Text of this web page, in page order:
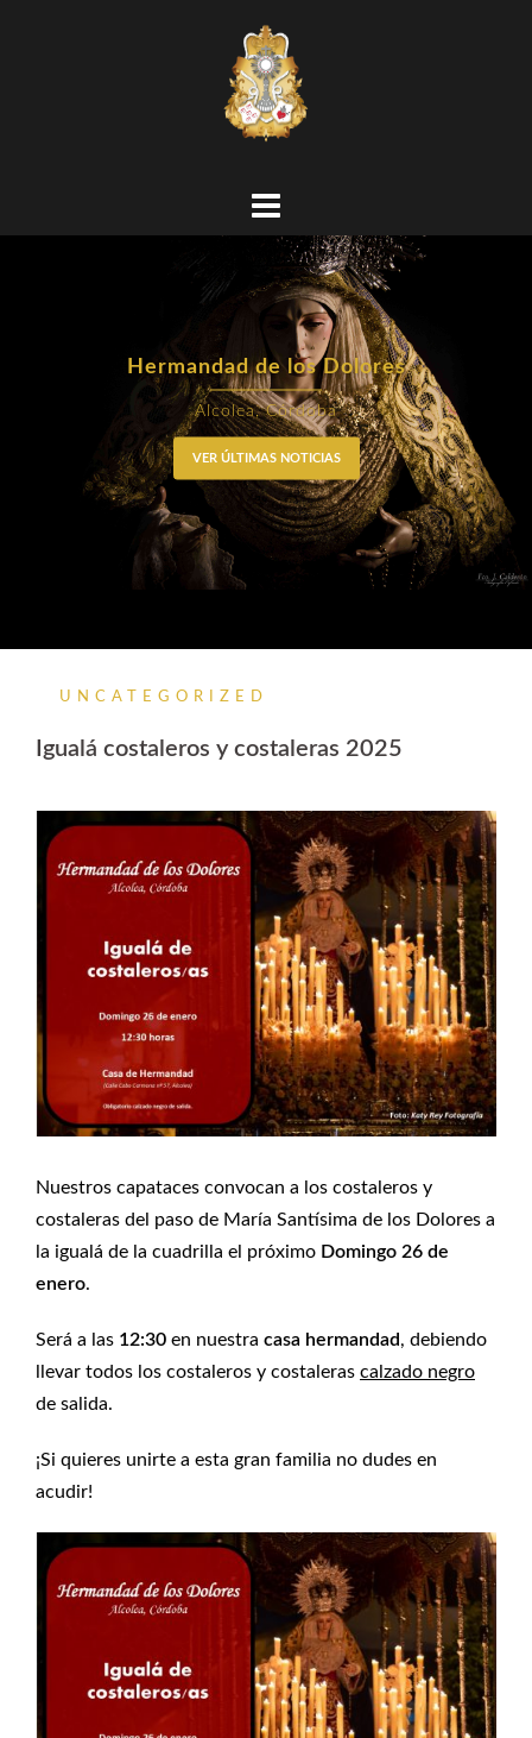
Hermandad de los Dolores
Alcolea, Córdoba
VER ÚLTIMAS NOTICIAS
UNCATEGORIZED
Igualá costaleros y costaleras 2025
Nuestros capataces convocan a los costaleros y
costaleras del paso de María Santísima de los Dolores a
la igualá de la cuadrilla el próximo Domingo 26 de
enero.
Será a las 12:30 en nuestra casa hermandad, debiendo
llevar todos los costaleros y costaleras calzado negro
de salida.
¡Si quieres unirte a esta gran familia no dudes en
acudir!